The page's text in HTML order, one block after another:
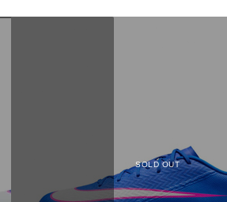
SOLD OUT